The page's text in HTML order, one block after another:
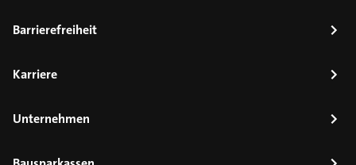
Barrierefreiheit
Karriere
Unternehmen